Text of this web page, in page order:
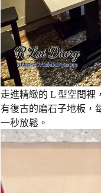
走進精緻的 L 型空間裡
有復古的磨石子地板，
一秒放鬆。